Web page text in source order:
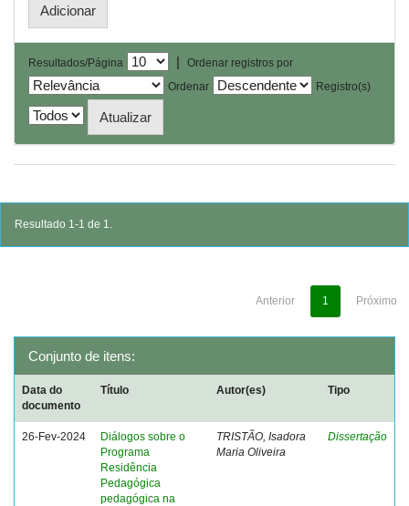
Resultados/Página |
Ordenar registros por
Ordenar
Registro(s)
Resultado 1-1 de 1.
Anterior 1 Próximo
Conjunto de itens:
Data do
documento
Título Autor(es) Tipo
26-Fev-2024
Diálogos sobre o
Programa
Residência
Pedagógica
pedagógica na
TRISTÃO, Isadora
Maria Oliveira
Dissertação